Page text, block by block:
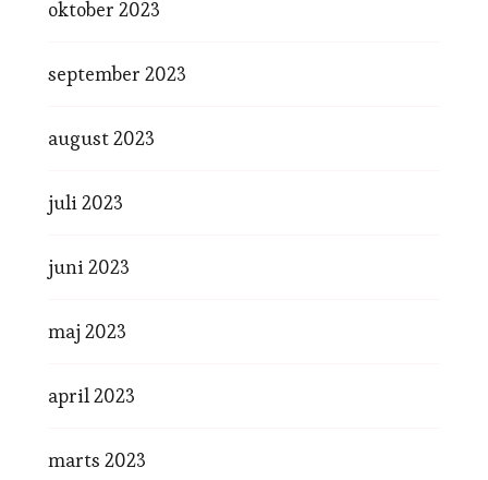
oktober 2023
september 2023
august 2023
juli 2023
juni 2023
maj 2023
april 2023
marts 2023